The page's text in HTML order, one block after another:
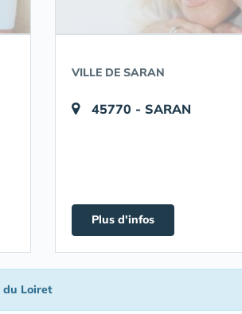
VILLE DE SARAN
45770 - SARAN
Plus d'infos
du Loiret